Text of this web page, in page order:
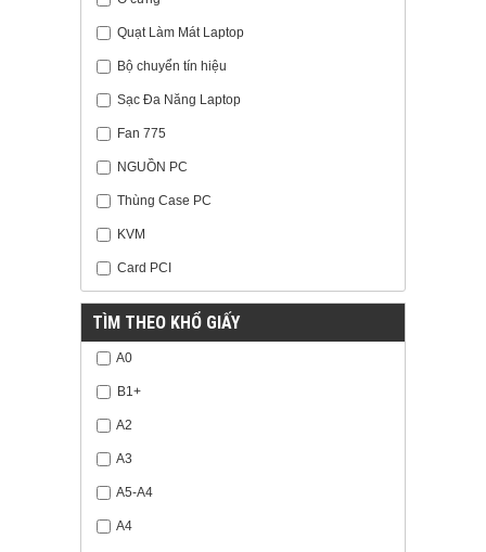
Quạt Làm Mát Laptop
Bộ chuyển tín hiệu
Sạc Đa Năng Laptop
Fan 775
NGUỒN PC
Thùng Case PC
KVM
Card PCI
TÌM THEO KHỔ GIẤY
A0
B1+
A2
A3
A5-A4
A4